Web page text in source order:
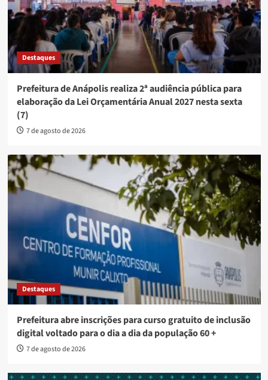
Destaques
Prefeitura de Anápolis realiza 2ª audiência pública para
elaboração da Lei Orçamentária Anual 2027 nesta sexta
(7)
7 de agosto de 2026
Destaques
Prefeitura abre inscrições para curso gratuito de inclusão
digital voltado para o dia a dia da população 60 +
7 de agosto de 2026